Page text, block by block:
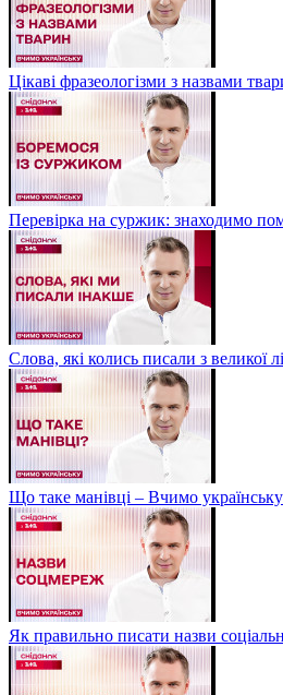
Цікаві фразеологізми з назвами
Перевірка на суржик: знаходимо
Слова, які колись писали з великої
Що таке манівці – Вчимо українську
Як правильно писати назви